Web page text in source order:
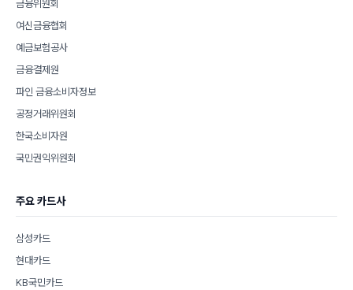
금융위원회
여신금융협회
예금보험공사
금융결제원
파인 금융소비자정보
공정거래위원회
한국소비자원
국민권익위원회
주요 카드사
삼성카드
현대카드
KB국민카드